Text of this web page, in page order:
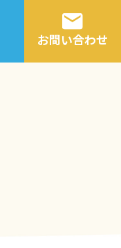
お問い合わせ